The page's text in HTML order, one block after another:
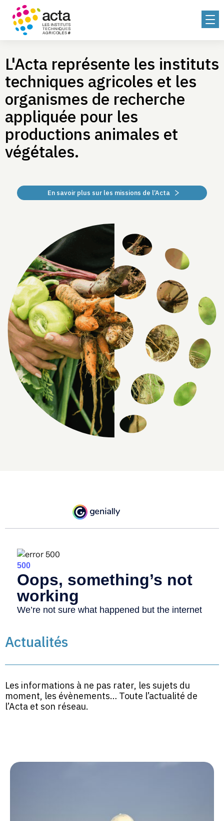
L'Acta représente les instituts
techniques agricoles et les
organismes de recherche
appliquée pour les
productions animales et
végétales.
En savoir plus sur les missions de l’Acta
Actualités
Les informations à ne pas rater, les sujets du
moment, les évènements… Toute l’actualité de
l’Acta et son réseau.